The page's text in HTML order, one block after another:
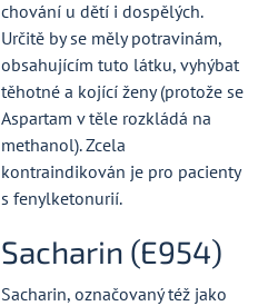
chování u dětí i dospělých.
Určitě by se měly potravinám,
obsahujícím tuto látku, vyhýbat
těhotné a kojící ženy (protože se
Aspartam v těle rozkládá na
methanol). Zcela
kontraindikován je pro pacienty
s fenylketonurií.
Sacharin (E954)
Sacharin, označovaný též jako